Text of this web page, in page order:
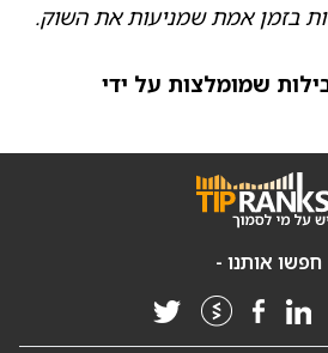
בזמן אמת שמניעות את השוק.
שמומלצות על ידי
חפשו אותנו -